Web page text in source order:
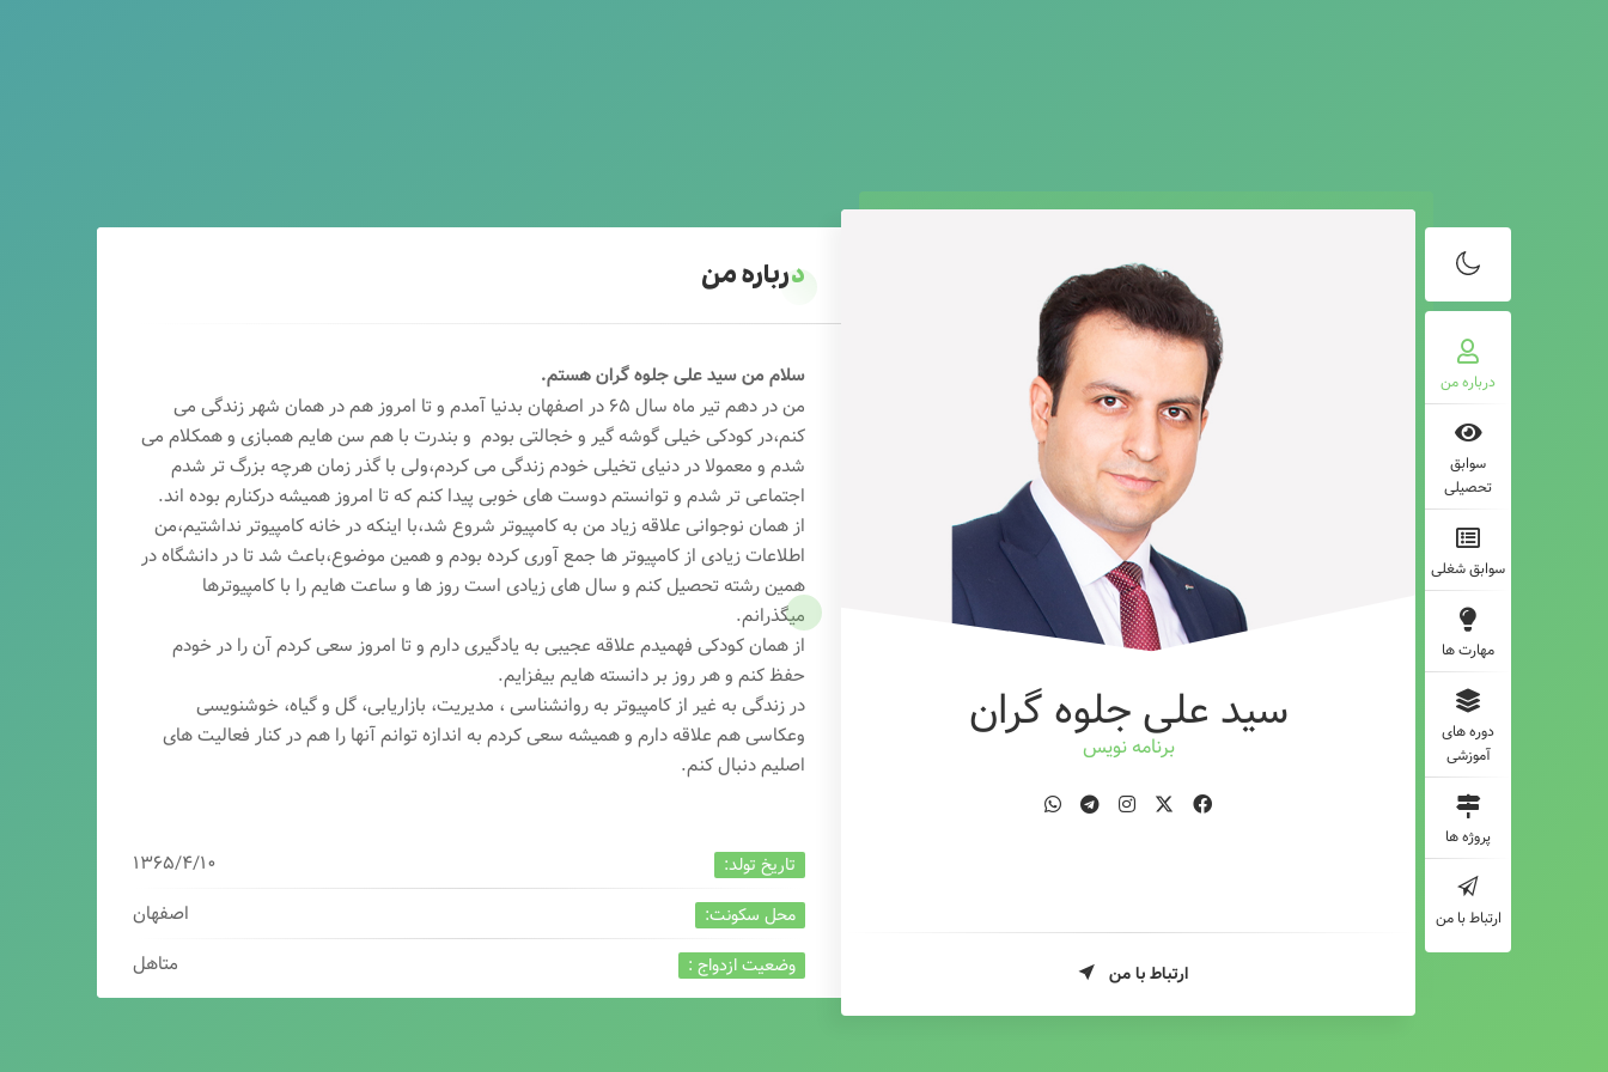
درباره من
سوابق
تحصیلی
سوابق شغلی
مهارت ها
دوره های
آموزشی
پروژه ها
ارتباط با من
سید علی جلوه گران
برنامه نویس
ارتباط با من
درباره من
سلام من سید علی جلوه گران هستم.
من در دهم تیر ماه سال ۶۵ در اصفهان بدنیا آمدم و تا امروز هم در همان شهر زندگی می
کنم،در کودکی خیلی گوشه گیر و خجالتی بودم و بندرت با هم سن هایم همبازی و همکلام می
شدم و معمولا در دنیای تخیلی خودم زندگی می کردم،ولی با گذر زمان هرچه بزرگ تر شدم
اجتماعی تر شدم و توانستم دوست های خوبی پیدا کنم که تا امروز همیشه درکنارم بوده اند.
از همان نوجوانی علاقه زیاد من به کامپیوتر شروع شد،با اینکه در خانه کامپیوتر نداشتیم،من
اطلاعات زیادی از کامپیوتر ها جمع آوری کرده بودم و همین موضوع،باعث شد تا در دانشگاه در
همین رشته تحصیل کنم و سال های زیادی است روز ها و ساعت هایم را با کامپیوترها
میگذرانم.
از همان کودکی فهمیدم علاقه عجیبی به یادگیری دارم و تا امروز سعی کردم آن را در خودم
حفظ کنم و هر روز بر دانسته هایم بیفزایم.
در زندگی به غیر از کامپیوتر به روانشناسی ، مدیریت، بازاریابی، گل و گیاه، خوشنویسی
وعکاسی هم علاقه دارم و همیشه سعی کردم به اندازه توانم آنها را هم در کنار فعالیت های
اصلیم دنبال کنم.
تاریخ تولد: ۱۳۶۵/۴/۱۰
محل سکونت: اصفهان
وضعیت ازدواج : متاهل